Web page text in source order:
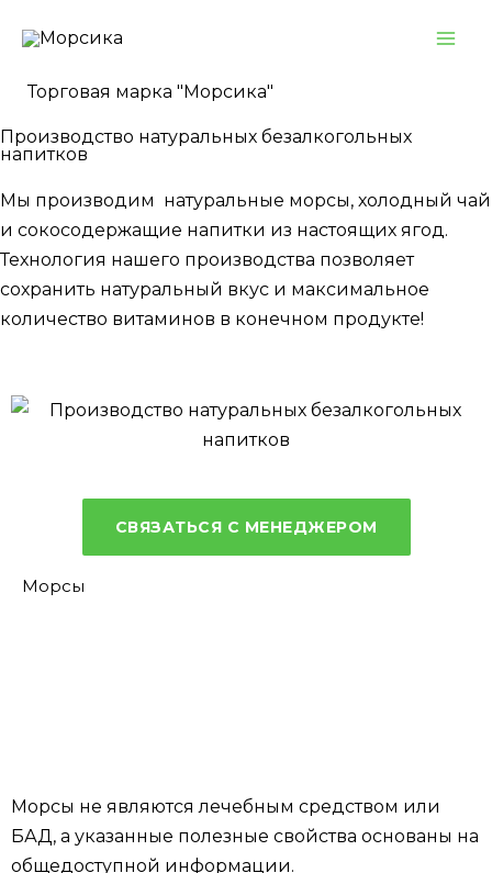
Торговая марка "Морсика"
Производство натуральных безалкогольных
напитков
Мы производим натуральные морсы, холодный чай
и сокосодержащие напитки из настоящих ягод.
Технология нашего производства позволяет
сохранить натуральный вкус и максимальное
количество витаминов в конечном продукте!
СВЯЗАТЬСЯ С МЕНЕДЖЕРОМ
Морсы
Морсы не являются лечебным средством или
БАД, а указанные полезные свойства основаны на
общедоступной информации.